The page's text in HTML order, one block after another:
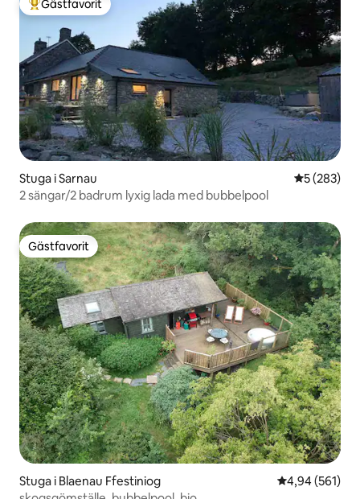
Populär gästfavorit
Gästfavorit
Stuga i Sarnau 5 av 5 i
5 (283)
2 sängar/2 badrum lyxig lada med bubbelpool
Gästfavorit
Gästfavorit
Stuga i Blaenau Ffestiniog 4,94 av 5 i
4,94 (561)